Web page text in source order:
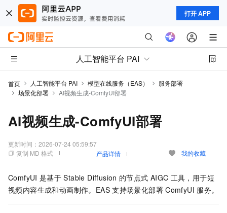
打开 APP
人工智能平台 PAI
首页 人工智能平台 PAI 模型在线服务（EAS）
服务部署
场景化部署
AI视频生成-ComfyUI部署
AI视频生成-ComfyUI部署
更新时间： 2026-07-24 05:59:57
复制 MD 格式
产品详情 我的收藏
ComfyUI 是基于 Stable Diffusion 的节点式 AIGC 工具，用于短
视频内容生成和动画制作。EAS 支持场景化部署 ComfyUI 服务。